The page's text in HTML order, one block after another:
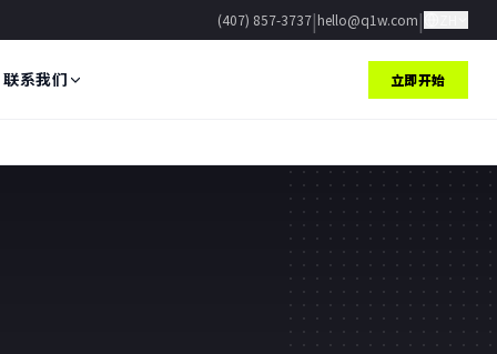
(407) 857-3737|hello@q1w.com|
联系我们 立即开始